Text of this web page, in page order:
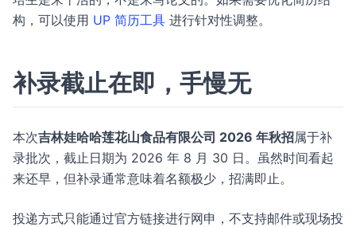
构，可以使用 UP 简历工具 进行针对性调整。
补录截止在即，手慢无
本次吉林娃哈哈莲花山食品有限公司 2026 年秋招属于补
录批次，截止日期为 2026 年 8 月 30 日。虽然时间看起
来还早，但补录通常意味着名额极少，招满即止。
投递方式只能通过官方链接进行网申，不支持邮件或现场投